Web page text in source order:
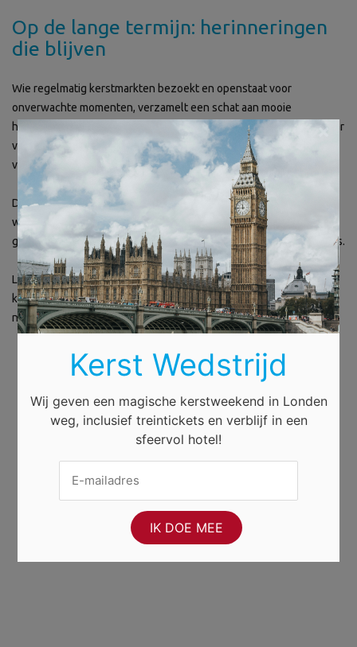
Op de lange termijn: herinneringen
die blijven
Wie regelmatig kerstmarkten bezoekt en openstaat voor
onverwachte momenten, verzamelt een schat aan mooie
herinneringen. Het gaat niet alleen om de spullen die je koopt, maar
vooral om de gevoelens die je meeneemt. Warmte, verwondering,
verbinding en pure kerstvreugde.
Die vreugde van onverwachte momenten op kerstmarkten is iets
wat je elk jaar weer kunt herbeleven. Of je nu naar een grote stad
gaat of een kleine lokale markt bezoekt – de magie ligt in de details.
Laat je verrassen. Houd je ogen en hart open. De mooiste
kerstherinneringen ontstaan vaak precies op die momenten die je
niet had zien aankomen.
Kerst Wedstrijd
Wij geven een magische kerstweekend in Londen
weg, inclusief treintickets en verblijf in een
sfeervol hotel!
×